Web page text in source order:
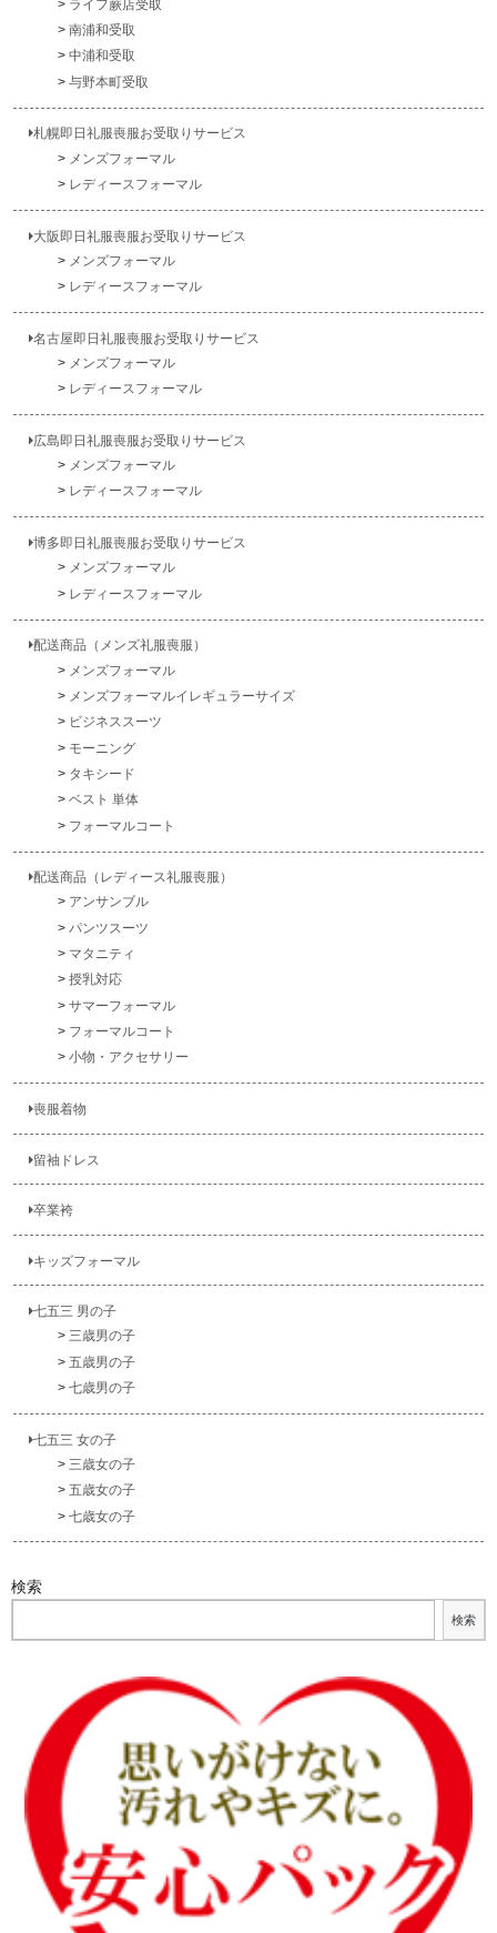
ライフ蕨店受取
南浦和受取
中浦和受取
与野本町受取
札幌即日礼服喪服お受取りサービス
メンズフォーマル
レディースフォーマル
大阪即日礼服喪服お受取りサービス
メンズフォーマル
レディースフォーマル
名古屋即日礼服喪服お受取りサービス
メンズフォーマル
レディースフォーマル
広島即日礼服喪服お受取りサービス
メンズフォーマル
レディースフォーマル
博多即日礼服喪服お受取りサービス
メンズフォーマル
レディースフォーマル
配送商品（メンズ礼服喪服）
メンズフォーマル
メンズフォーマルイレギュラーサイズ
ビジネススーツ
モーニング
タキシード
ベスト 単体
フォーマルコート
配送商品（レディース礼服喪服）
アンサンブル
パンツスーツ
マタニティ
授乳対応
サマーフォーマル
フォーマルコート
小物・アクセサリー
喪服着物
留袖ドレス
卒業袴
キッズフォーマル
七五三 男の子
三歳男の子
五歳男の子
七歳男の子
七五三 女の子
三歳女の子
五歳女の子
七歳女の子
検索
検索